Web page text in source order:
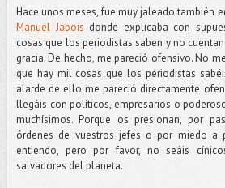
Hace unos meses, fue muy jaleado también
Manuel Jabois donde explicaba con
cosas que los periodistas saben y no
gracia. De hecho, me pareció ofensivo. No
que hay mil cosas que los periodistas
alarde de ello me pareció directamente
llegáis con políticos, empresarios o
muchísimos. Porque os presionan, por
órdenes de vuestros jefes o por miedo a
entiendo, pero por favor, no seáis
salvadores del planeta.